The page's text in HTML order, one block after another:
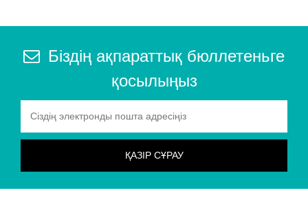
Біздің ақпараттық бюллетеньге
қосылыңыз